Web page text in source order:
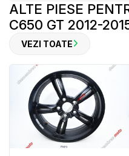
ALTE PIESE
C650 GT 2012-
VEZI TOATE